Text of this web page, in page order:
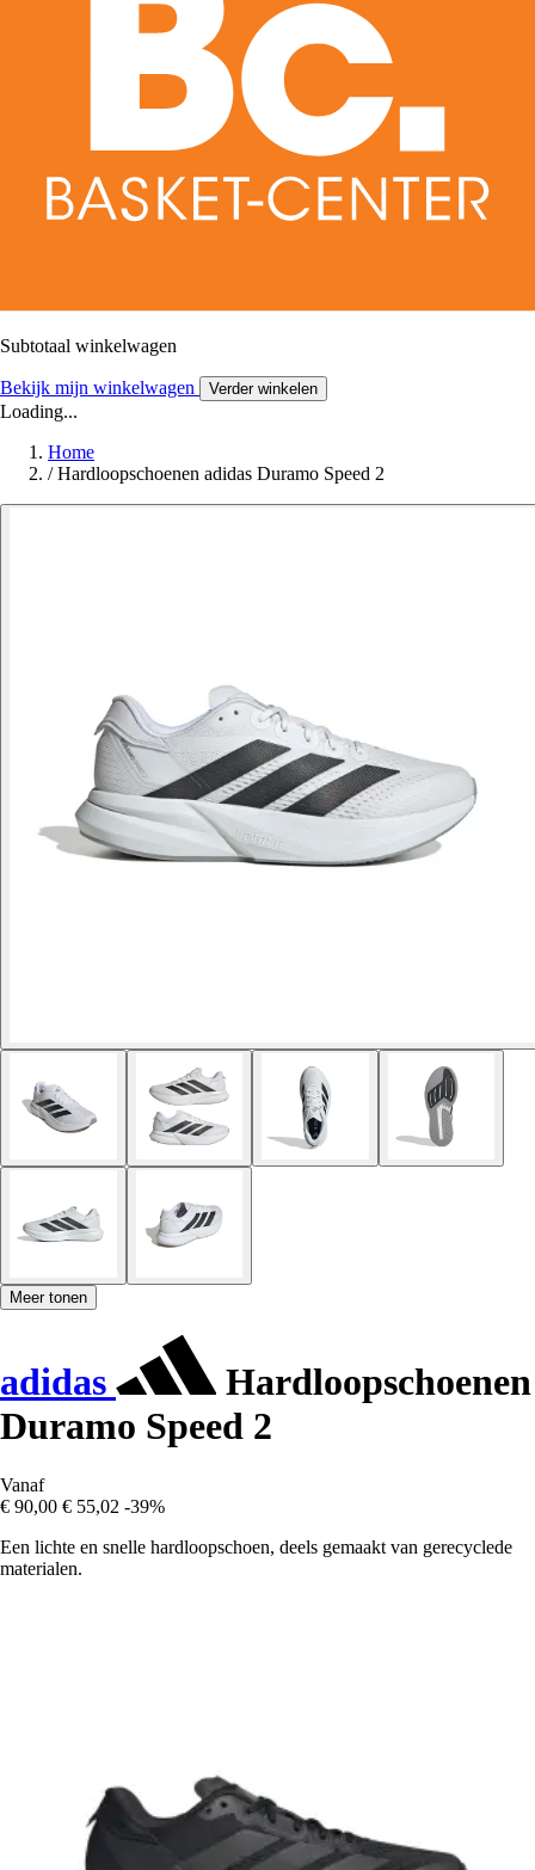
Subtotaal winkelwagen
Bekijk mijn winkelwagen Verder winkelen
Loading...
Home
/ Hardloopschoenen adidas Duramo Speed 2
Meer tonen
adidas
Hardloopschoenen
Duramo Speed 2
Vanaf
€ 90,00 € 55,02 -39%
Een lichte en snelle hardloopschoen, deels gemaakt van gerecyclede
materialen.